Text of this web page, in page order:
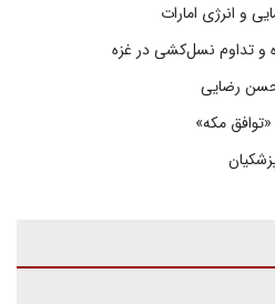
و انرژی امارات
و تداوم نسل‌کشی در غزه
رضایی
«توافق مکه»